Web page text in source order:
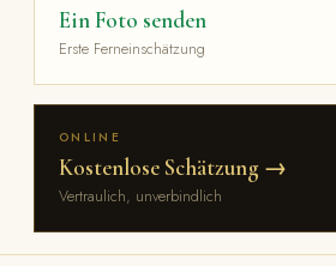
Ein Foto senden
Erste Ferneinschätzung
ONLINE
Kostenlose Schätzung →
Vertraulich, unverbindlich